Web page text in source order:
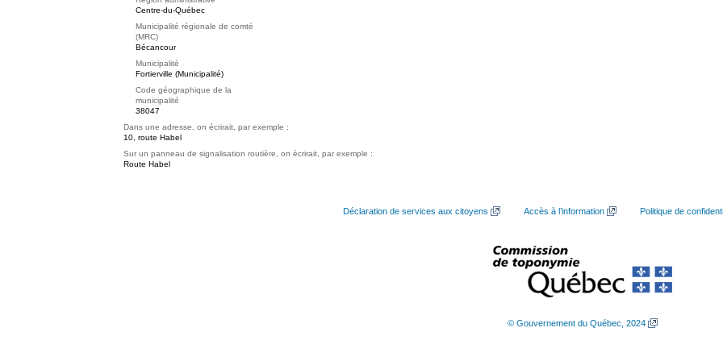
Centre-du-Québec
Municipalité régionale de comté
(MRC)
Bécancour
Municipalité
Fortierville (Municipalité)
Code géographique de la
municipalité
38047
Dans une adresse, on écrirait, par exemple :
10, route Habel
Sur un panneau de signalisation routière, on écrirait, par exemple :
Route Habel
Déclaration de services aux citoyens Accès à l’information Politique de
© Gouvernement du Québec, 2024